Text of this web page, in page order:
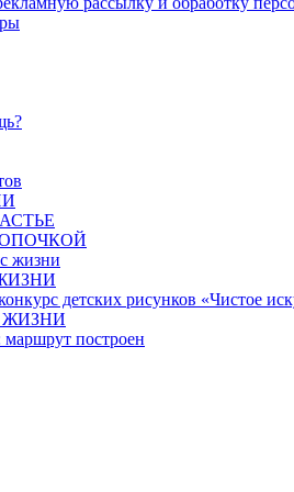
жизни
детских рисунков «Чистое
построен